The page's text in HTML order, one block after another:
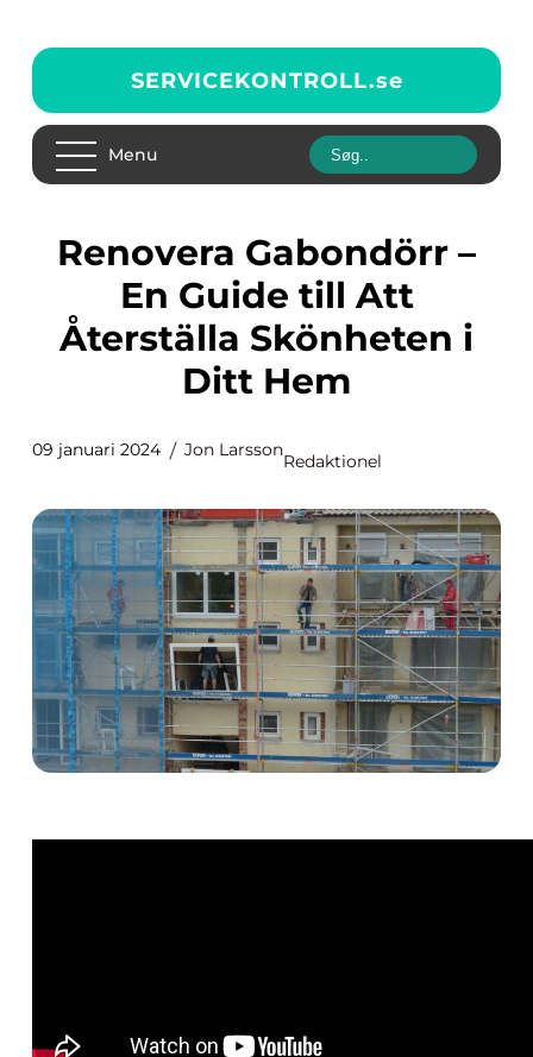
SERVICEKONTROLL.se
Menu
Renovera Gabondörr –
En Guide till Att
Återställa Skönheten i
Ditt Hem
09 januari 2024 Jon Larsson
Redaktionel